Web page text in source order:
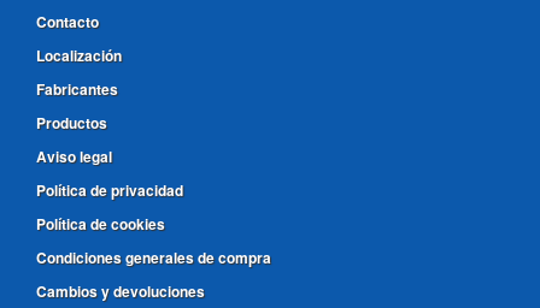
Contacto
Localización
Fabricantes
Productos
Aviso legal
Política de privacidad
Política de cookies
Condiciones generales de compra
Cambios y devoluciones